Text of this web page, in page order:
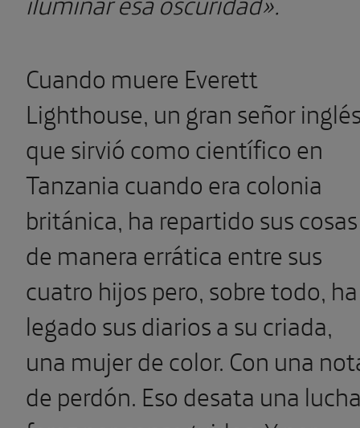
Cuando muere Everett
Lighthouse, un gran señor
que sirvió como científico en
Tanzania cuando era colonia
británica, ha repartido sus cosas
de manera errática entre sus
cuatro hijos pero, sobre todo, ha
legado sus diarios a su criada,
una mujer de color. Con una
de perdón. Eso desata una